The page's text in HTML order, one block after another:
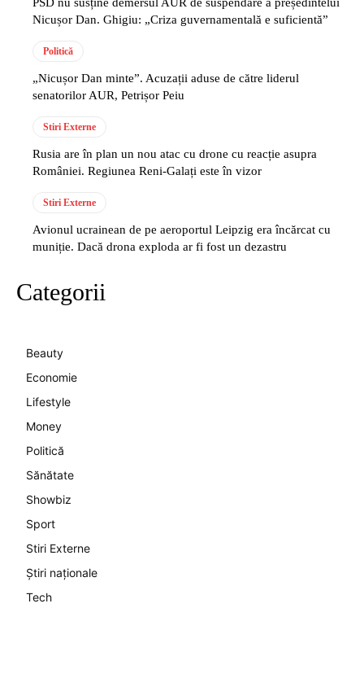
Nicușor Dan. Ghigiu: „Criza guvernamentală e suficientă”
Politică
„Nicușor Dan minte”. Acuzații aduse de către liderul
senatorilor AUR, Petrișor Peiu
Stiri Externe
Rusia are în plan un nou atac cu drone cu reacție asupra
României. Regiunea Reni-Galați este în vizor
Stiri Externe
Avionul ucrainean de pe aeroportul Leipzig era încărcat cu
muniție. Dacă drona exploda ar fi fost un dezastru
Categorii
Beauty
Economie
Lifestyle
Money
Politică
Sănătate
Showbiz
Sport
Stiri Externe
Știri naționale
Tech